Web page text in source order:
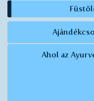
Ahol az